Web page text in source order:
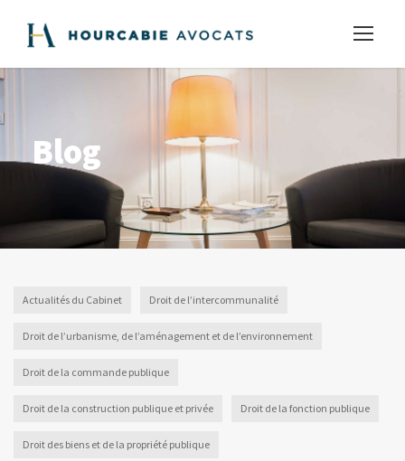
Blog
Actualités du Cabinet Droit de l’intercommunalité
Droit de l’urbanisme, de l’aménagement et de l’environnement
Droit de la commande publique
Droit de la construction publique et privée Droit de la fonction publique
Droit des biens et de la propriété publique